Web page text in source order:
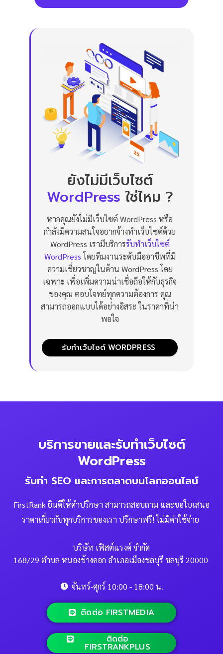
ยังไม่มีเว็บไซต์
WordPress ใช่ไหม ?
หากคุณยังไม่มีเว็บไซต์ WordPress หรือ
กำลังมีความสนใจอยากจ้างทำเว็บไซต์ด้วย
WordPress เรามีบริการรับทำเว็บไซต์
WordPress โดยทีมงานระดับมืออาชีพที่มี
ความเชี่ยวชาญในด้าน WordPress โดย
เฉพาะ เพื่อเพิ่มความน่าเชื่อถือให้กับธุรกิจ
ของคุณ ตอบโจทย์ทุกความต้องการ คุณ
สามารถออกแบบได้อย่างอิสระ ในราคาที่น่า
พอใจ
รับทำเว็บไซต์ WORDPRESS
บริการขายและรับทำเว็บไซต์
WordPress
รับทำ SEO และการตลาดบนโลกออนไลน์
FirstRank ยินดีให้คำปรึกษา สามารถสอบถาม และขอใบเสนอ
ราคาเกี่ยวกับทุกบริการของเรา ปรึกษาฟรี! ไม่มีค่าใช้จ่าย
บริษัท เฟิสต์แรงค์ จำกัด
168/29 ตำบล หนองข้างคอก อำเภอเมืองชลบุรี ชลบุรี 20000
จันทร์-ศุกร์ 10:00 - 18:00 น.
ติดต่อ FIRSTMEDIA
ติดต่อ
FIRSTRANKPLUS